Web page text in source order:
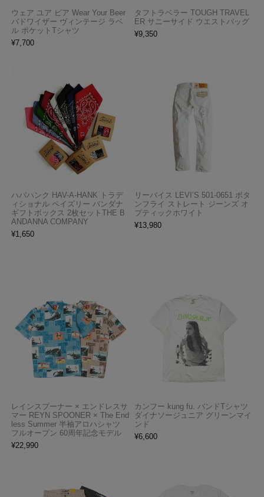
ウェア ユア ビア Wear Your Beer
バドワイザー ヴィンテージ ラベ
ル ポケットTシャツ
¥7,700
タフトラベラー TOUGH TRAVEL
ER サニーサイド ウエストバッグ
¥9,350
ハバハンク HAV-A-HANK トラデ
ィショナル ペイズリー バンダナ
ギフトボックス 2枚セットTHE B
ANDANNA COMPANY
¥1,650
リーバイス LEVI’S 501-0651 ボタ
ンフライ ストレート ジーンズ オ
プティックホワイト
¥13,980
レインスプーナー × エンドレスサ
マー REYN SPOONER × The End
less Summer 半袖アロハシャツ
フルオープン 60周年記念モデル
¥22,990
カンフー kung fu. バンドTシャツ
ダイナソージュニア グリーンマイ
ンド
¥6,600